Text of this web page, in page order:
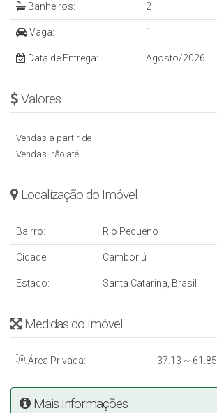
Banheiros: 2
Vaga: 1
Data de Entrega: Agosto/2026
Valores
Vendas a partir de
Vendas irão até
Localização do Imóvel
Bairro: Rio Pequeno
Cidade: Camboriú
Estado: Santa Catarina, Brasil
Medidas do Imóvel
Área Privada: 37.13 ~ 61 .85
Mais Informações